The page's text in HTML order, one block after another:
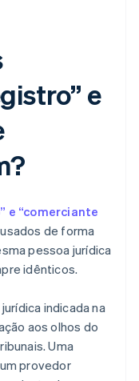
e
e “comerciante
de forma
pessoa jurídica
idênticos.
indicada na
aos olhos do
Uma
provedor